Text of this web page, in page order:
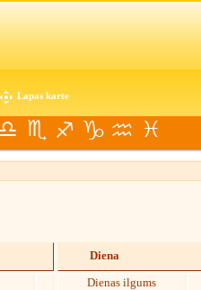
Lapas karte
Diena
Dienas ilgums